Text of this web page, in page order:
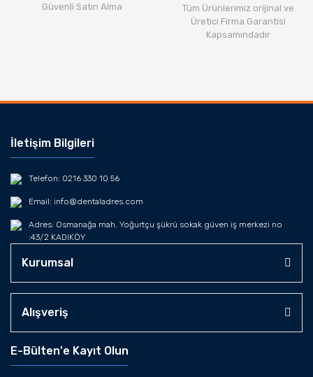
Güvenli Satın Alma
Tüm Ürünlerimiz orijinal ve
Üretici Firma Garantisi
Kapsamındadır
İletişim Bilgileri
Telefon: 0216 330 10 56
Email: info@dentaladres.com
Adres: Osmanağa mah. Yoğurtçu şükrü sokak güven iş merkezi no
:43/2 KADIKÖY
Kurumsal
Alışveriş
E-Bülten'e Kayıt Olun